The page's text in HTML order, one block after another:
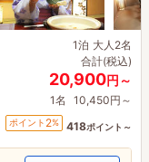
1泊 大人2名
合計(税込)
20,900円～
1名 10,450円～
ポイント 2% 418ポイント～